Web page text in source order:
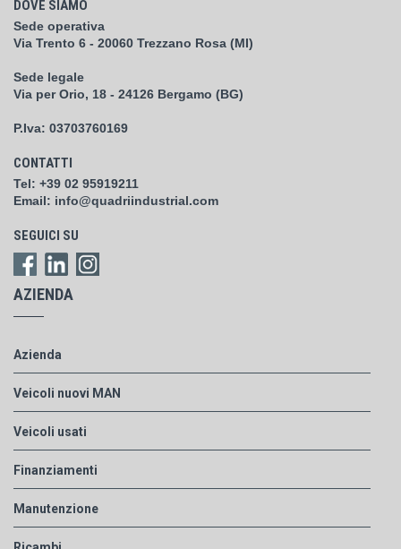
DOVE SIAMO
Sede operativa
Via Trento 6 - 20060 Trezzano Rosa (MI)
Sede legale
Via per Orio, 18 - 24126 Bergamo (BG)
P.Iva: 03703760169
CONTATTI
Tel: +39 02 95919211
Email: info@quadriindustrial.com
SEGUICI SU
AZIENDA
Azienda
Veicoli nuovi MAN
Veicoli usati
Finanziamenti
Manutenzione